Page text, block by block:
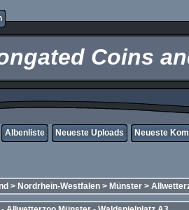
Coins
Albenliste Neueste Uploads Neueste
> Nordrhein-Westfalen > Münster >